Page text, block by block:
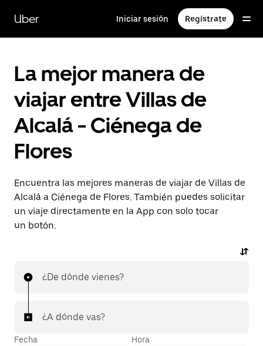
contenido
principal
Uber Iniciar sesión Regístrate
La mejor manera de
viajar entre Villas de
Alcalá - Ciénega de
Flores
Encuentra las mejores maneras de viajar de Villas de
Alcalá a Ciénega de Flores. También puedes solicitar
un viaje directamente en la App con solo tocar
un botón.
¿De dónde vienes?
¿A dónde vas?
Fecha Hora